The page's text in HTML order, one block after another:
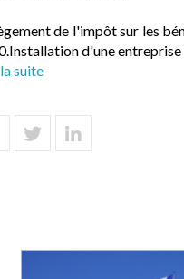
de l'impôt sur les
d'une
suite